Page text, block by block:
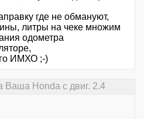
где не обмануют,
литры на чеке множим
одометра
ИМХО ;-)
Ваша Honda с двиг. 2.4